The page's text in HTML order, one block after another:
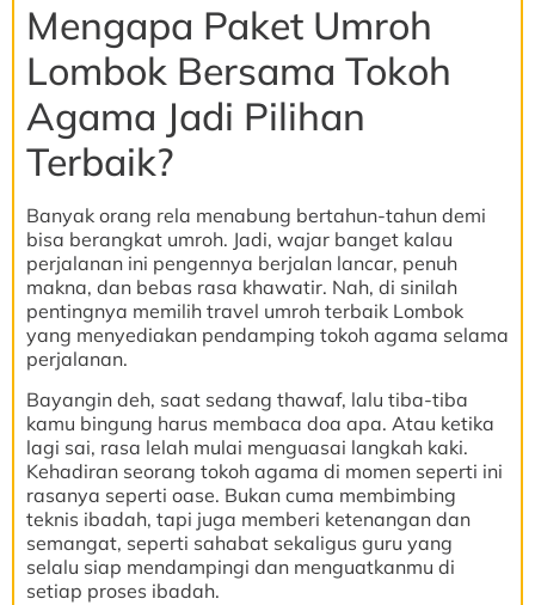
Mengapa Paket Umroh
Lombok Bersama Tokoh
Agama Jadi Pilihan
Terbaik?
Banyak orang rela menabung bertahun-tahun demi
bisa berangkat umroh. Jadi, wajar banget kalau
perjalanan ini pengennya berjalan lancar, penuh
makna, dan bebas rasa khawatir. Nah, di sinilah
pentingnya memilih travel umroh terbaik Lombok
yang menyediakan pendamping tokoh agama selama
perjalanan.
Bayangin deh, saat sedang thawaf, lalu tiba-tiba
kamu bingung harus membaca doa apa. Atau ketika
lagi sai, rasa lelah mulai menguasai langkah kaki.
Kehadiran seorang tokoh agama di momen seperti ini
rasanya seperti oase. Bukan cuma membimbing
teknis ibadah, tapi juga memberi ketenangan dan
semangat, seperti sahabat sekaligus guru yang
selalu siap mendampingi dan menguatkanmu di
setiap proses ibadah.